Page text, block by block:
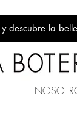
descubre la